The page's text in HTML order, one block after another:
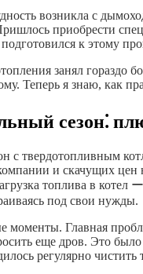
возникла с
приобрести
к этому
занял гораздо
Теперь я знаю, как
сезон⁚
с твердотопливным
и скачущих
топлива в
под свои нужды.
Главная
еще дров. Это
регулярно